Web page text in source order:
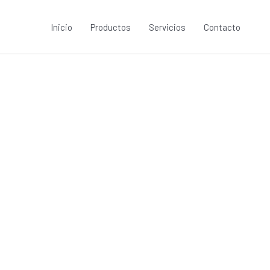
Inicio Productos Servicios Contacto